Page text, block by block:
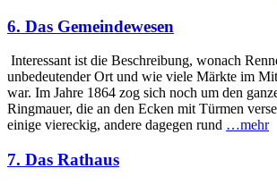
6. Das Gemeindewesen
Interessant ist die Beschreibung, wonach
unbedeutender Ort und wie viele Märkte im
war. Im Jahre 1864 zog sich noch um den
Ringmauer, die an den Ecken mit Türmen
einige viereckig, andere dagegen rund …mehr
7. Das Rathaus